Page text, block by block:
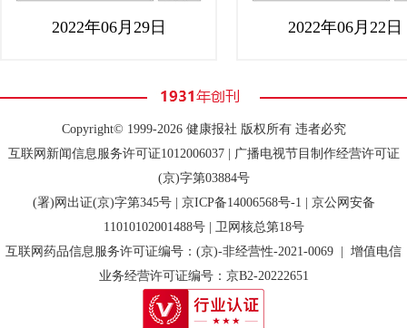
2022年06月29日 2022年06月22日
Copyright© 1999-2026 健康报社 版权所有 违者必究
互联网新闻信息服务许可证1012006037 | 广播电视节目制作经营许可证
(京)字第03884号
(署)网出证(京)字第345号 | 京ICP备14006568号-1 | 京公网安备
11010102001488号 | 卫网核总第18号
互联网药品信息服务许可证编号：(京)-非经营性-2021-0069 | 增值电信
业务经营许可证编号：京B2-20222651